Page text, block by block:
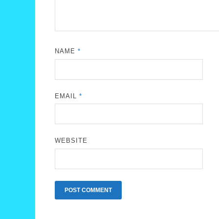
NAME*
EMAIL*
WEBSITE